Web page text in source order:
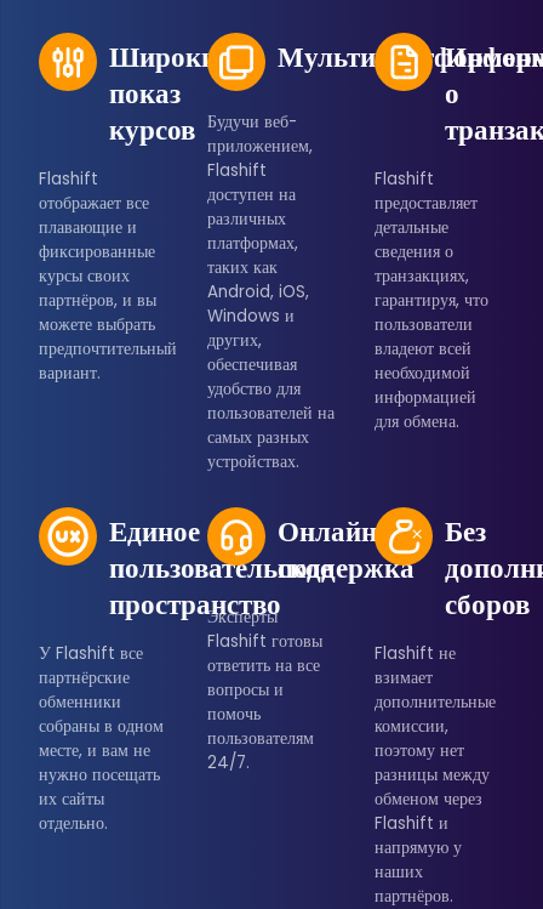
Широкий
показ
курсов
Flashift
отображает все
плавающие и
фиксированные
курсы своих
партнёров, и вы
можете выбрать
предпочтительный
вариант.
Будучи веб-
приложением,
Flashift
доступен на
различных
платформах,
таких как
Android, iOS,
Windows и
других,
обеспечивая
удобство для
пользователей на
самых разных
устройствах.
о
Flashift
предоставляет
детальные
сведения о
транзакциях,
гарантируя, что
пользователи
владеют всей
необходимой
информацией
для обмена.
Единое
пользовательское
пространство
У Flashift все
партнёрские
обменники
собраны в одном
месте, и вам не
нужно посещать
их сайты
отдельно.
Онлайн-
поддержка
Эксперты
Flashift готовы
ответить на все
вопросы и
помочь
пользователям
24/7.
Без
сборов
Flashift не
взимает
дополнительные
комиссии,
поэтому нет
разницы между
обменом через
Flashift и
напрямую у
наших
партнёров.